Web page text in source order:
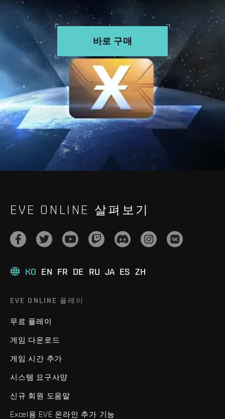
바로 구매
EVE ONLINE 살펴보기
KO EN FR DE RU JA ES ZH
EVE ONLINE 플레이
무료 플레이
게임 다운로드
게임 시간 추가
시스템 요구사양
신규 회원 도움말
Excel용 EVE 온라인 추가 기능